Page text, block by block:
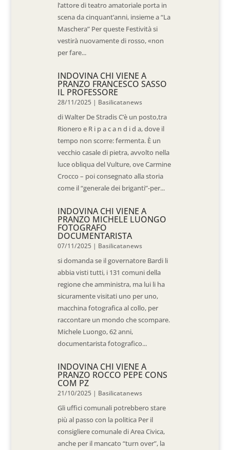
l’attore di teatro amatoriale porta in
scena da cinquant’anni, insieme a “La
Maschera” Per queste Festività si
vestirà nuovamente di rosso, «non
per fare...
INDOVINA CHI VIENE A
PRANZO FRANCESCO SASSO
IL PROFESSORE
28/11/2025 | Basilicatanews
di Walter De Stradis C’è un posto,tra
Rionero e R i p a c a n d i d a, dove il
tempo non scorre: fermenta. È un
vecchio casale di pietra, avvolto nella
luce obliqua del Vulture, ove Carmine
Crocco – poi consegnato alla storia
come il “generale dei briganti”-per...
INDOVINA CHI VIENE A
PRANZO MICHELE LUONGO
FOTOGRAFO
DOCUMENTARISTA
07/11/2025 | Basilicatanews
si domanda se il governatore Bardi li
abbia visti tutti, i 131 comuni della
regione che amministra, ma lui li ha
sicuramente visitati uno per uno,
macchina fotografica al collo, per
raccontare un mondo che scompare.
Michele Luongo, 62 anni,
documentarista fotografico...
INDOVINA CHI VIENE A
PRANZO ROCCO PEPE CONS
COM PZ
21/10/2025 | Basilicatanews
Gli uffici comunali potrebbero stare
più al passo con la politica Per il
consigliere comunale di Area Civica,
anche per il mancato “turn over”, la